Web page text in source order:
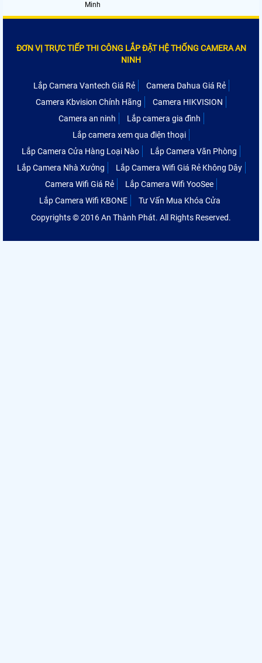
Minh
ĐƠN VỊ TRỰC TIẾP THI CÔNG LẮP ĐẶT HỆ THỐNG CAMERA AN
NINH
Lắp Camera Vantech Giá Rẻ
Camera Dahua Giá Rẻ
Camera Kbvision Chính Hãng
Camera HIKVISION
Camera an ninh
Lắp camera gia đình
Lắp camera xem qua điện thoại
Lắp Camera Cửa Hàng Loại Nào
Lắp Camera Văn Phòng
Lắp Camera Nhà Xưởng
Lắp Camera Wifi Giá Rẻ Không Dây
Camera Wifi Giá Rẻ
Lắp Camera Wifi YooSee
Lắp Camera Wifi KBONE
Tư Vấn Mua Khóa Cửa
Copyrights © 2016 An Thành Phát. All Rights Reserved.